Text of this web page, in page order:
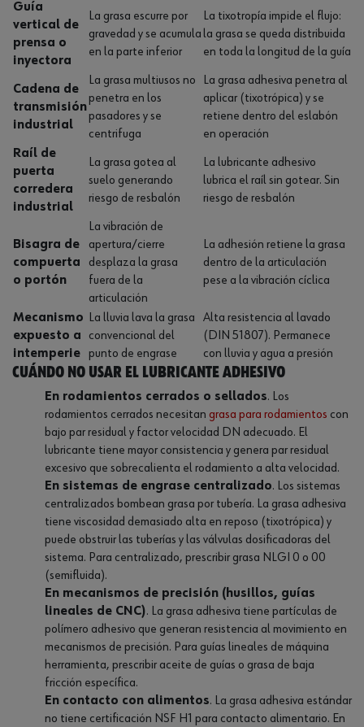
Guía
vertical de
prensa o
inyectora
La grasa escurre por
gravedad y se acumula
en la parte inferior
La tixotropía impide el flujo:
la grasa se queda distribuida
en toda la longitud de la guía
Cadena de
transmisión
industrial
La grasa multiusos no
penetra en los
pasadores y se
centrifuga
La grasa adhesiva penetra al
aplicar (tixotrópica) y se
retiene dentro del eslabón
en operación
Raíl de
puerta
corredera
industrial
La grasa gotea al
suelo generando
riesgo de resbalón
La lubricante adhesivo
lubrica el raíl sin gotear. Sin
riesgo de resbalón
Bisagra de
compuerta
o portón
La vibración de
apertura/cierre
desplaza la grasa
fuera de la
articulación
La adhesión retiene la grasa
dentro de la articulación
pese a la vibración cíclica
Mecanismo
expuesto a
intemperie
La lluvia lava la grasa
convencional del
punto de engrase
Alta resistencia al lavado
(DIN 51807). Permanece
con lluvia y agua a presión
Cuándo NO usar el lubricante adhesivo
En rodamientos cerrados o sellados. Los
rodamientos cerrados necesitan grasa para rodamientos con
bajo par residual y factor velocidad DN adecuado. El
lubricante tiene mayor consistencia y genera par residual
excesivo que sobrecalienta el rodamiento a alta velocidad.
En sistemas de engrase centralizado. Los sistemas
centralizados bombean grasa por tubería. La grasa adhesiva
tiene viscosidad demasiado alta en reposo (tixotrópica) y
puede obstruir las tuberías y las válvulas dosificadoras del
sistema. Para centralizado, prescribir grasa NLGI 0 o 00
(semifluida).
En mecanismos de precisión (husillos, guías
lineales de CNC). La grasa adhesiva tiene partículas de
polímero adhesivo que generan resistencia al movimiento en
mecanismos de precisión. Para guías lineales de máquina
herramienta, prescribir aceite de guías o grasa de baja
fricción específica.
En contacto con alimentos. La grasa adhesiva estándar
no tiene certificación NSF H1 para contacto alimentario. En